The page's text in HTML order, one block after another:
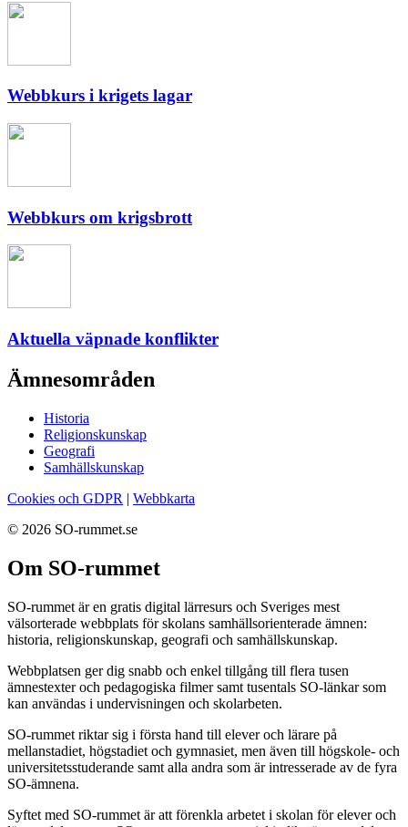
Webbkurs i krigets lagar
Webbkurs om krigsbrott
Aktuella väpnade konflikter
Ämnesområden
Historia
Religionskunskap
Geografi
Samhällskunskap
Cookies och GDPR | Webbkarta
© 2026 SO-rummet.se
Om SO-rummet
SO-rummet är en gratis digital lärresurs och Sveriges mest
välsorterade webbplats för skolans samhällsorienterade ämnen:
historia, religionskunskap, geografi och samhällskunskap.
Webbplatsen ger dig snabb och enkel tillgång till flera tusen
ämnestexter och pedagogiska filmer samt tusentals SO-länkar som
kan användas i undervisningen och skolarbeten.
SO-rummet riktar sig i första hand till elever och lärare på
mellanstadiet, högstadiet och gymnasiet, men även till högskole- och
universitetsstuderande samt alla andra som är intresserade av de fyra
SO-ämnena.
Syftet med SO-rummet är att förenkla arbetet i skolan för elever och